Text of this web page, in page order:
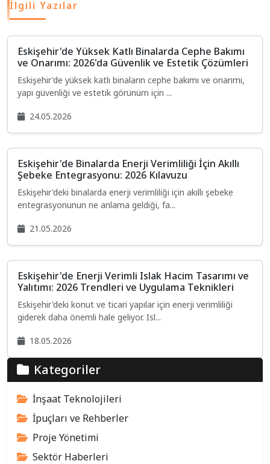
İlgili Yazılar
Eskişehir'de Yüksek Katlı Binalarda Cephe Bakımı
ve Onarımı: 2026'da Güvenlik ve Estetik Çözümleri
Eskişehir'de yüksek katlı binaların cephe bakımı ve onarımı,
yapı güvenliği ve estetik görünüm için ...
24.05.2026
Eskişehir'de Binalarda Enerji Verimliliği İçin Akıllı
Şebeke Entegrasyonu: 2026 Kılavuzu
Eskişehir'deki binalarda enerji verimliliği için akıllı şebeke
entegrasyonunun ne anlama geldiği, fa...
21.05.2026
Eskişehir'de Enerji Verimli Islak Hacim Tasarımı ve
Yalıtımı: 2026 Trendleri ve Uygulama Teknikleri
Eskişehir'deki konut ve ticari yapılar için enerji verimliliği
giderek daha önemli hale geliyor. Isl...
18.05.2026
Kategoriler
İnşaat Teknolojileri
İpuçları ve Rehberler
Proje Yönetimi
Sektör Haberleri